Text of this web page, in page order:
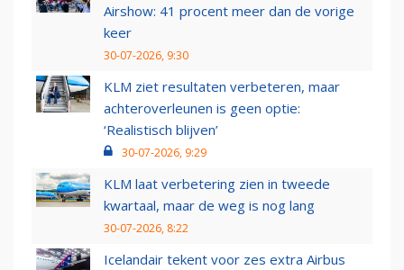
Airshow: 41 procent meer dan de vorige
keer
30-07-2026, 9:30
KLM ziet resultaten verbeteren, maar
achteroverleunen is geen optie:
‘Realistisch blijven’
30-07-2026, 9:29
KLM laat verbetering zien in tweede
kwartaal, maar de weg is nog lang
30-07-2026, 8:22
Icelandair tekent voor zes extra Airbus